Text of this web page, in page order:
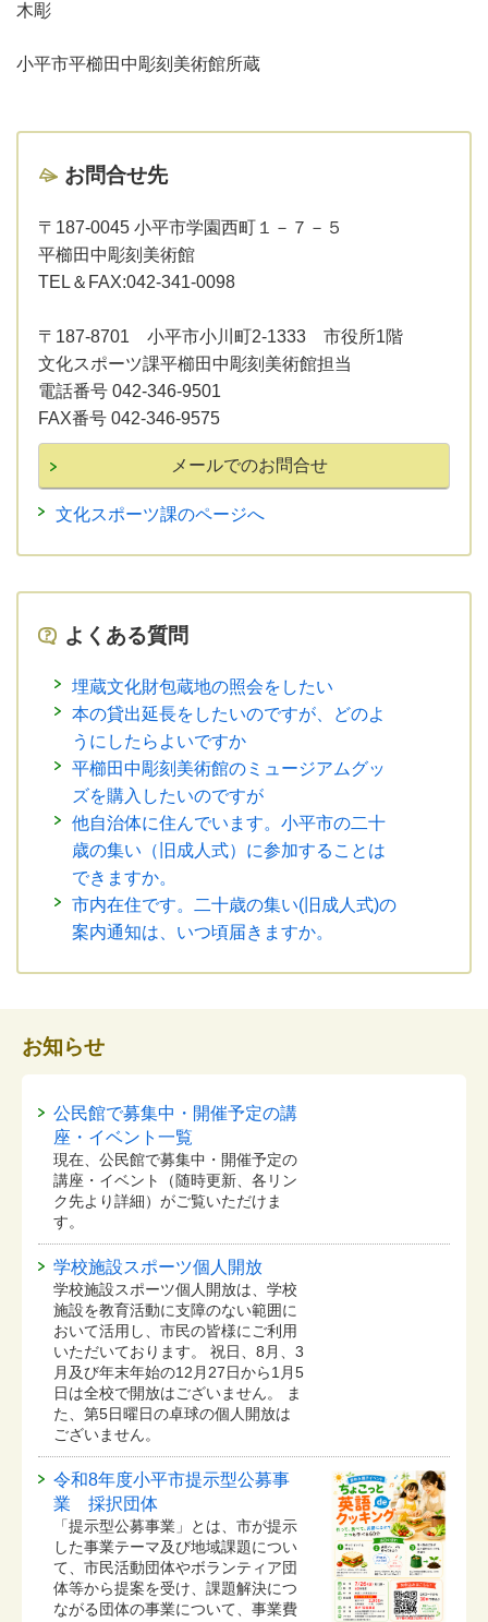
木彫
小平市平櫛田中彫刻美術館所蔵
お問合せ先
〒187-0045 小平市学園西町１－７－５
平櫛田中彫刻美術館
TEL＆FAX:042-341-0098
〒187-8701 小平市小川町2-1333 市役所1階
文化スポーツ課平櫛田中彫刻美術館担当
電話番号 042-346-9501
FAX番号 042-346-9575
文化スポーツ課のページへ
よくある質問
埋蔵文化財包蔵地の照会をしたい
本の貸出延長をしたいのですが、どのよ
うにしたらよいですか
平櫛田中彫刻美術館のミュージアムグッ
ズを購入したいのですが
他自治体に住んでいます。小平市の二十
歳の集い（旧成人式）に参加することは
できますか。
市内在住です。二十歳の集い(旧成人式)の
案内通知は、いつ頃届きますか。
お知らせ
公民館で募集中・開催予定の講
座・イベント一覧
現在、公民館で募集中・開催予定の
講座・イベント（随時更新、各リン
ク先より詳細）がご覧いただけま
す。
学校施設スポーツ個人開放
学校施設スポーツ個人開放は、学校
施設を教育活動に支障のない範囲に
おいて活用し、市民の皆様にご利用
いただいております。 祝日、8月、3
月及び年末年始の12月27日から1月5
日は全校で開放はございません。 ま
た、第5日曜日の卓球の個人開放は
ございません。
令和8年度小平市提示型公募事
業 採択団体
「提示型公募事業」とは、市が提示
した事業テーマ及び地域課題につい
て、市民活動団体やボランティア団
体等から提案を受け、課題解決につ
ながる団体の事業について、事業費